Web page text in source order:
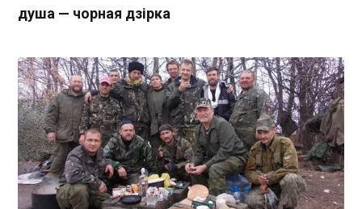
душа — чорная дзірка